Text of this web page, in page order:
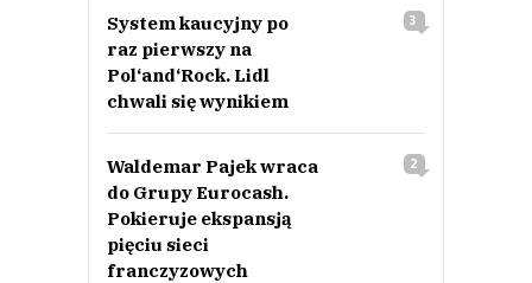
System kaucyjny po
raz pierwszy na
Pol‘and‘Rock. Lidl
chwali się wynikiem
3
Waldemar Pajek wraca
do Grupy Eurocash.
Pokieruje ekspansją
pięciu sieci
franczyzowych
2